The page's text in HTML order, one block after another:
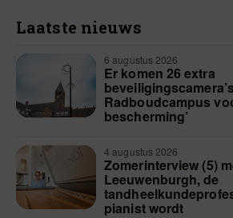
Laatste nieuws
6 augustus 2026
Er komen 26 extra
Radboudcampus
bescherming’
4 augustus 2026
Zomerinterview (5)
Leeuwenburgh, de
pianist wordt